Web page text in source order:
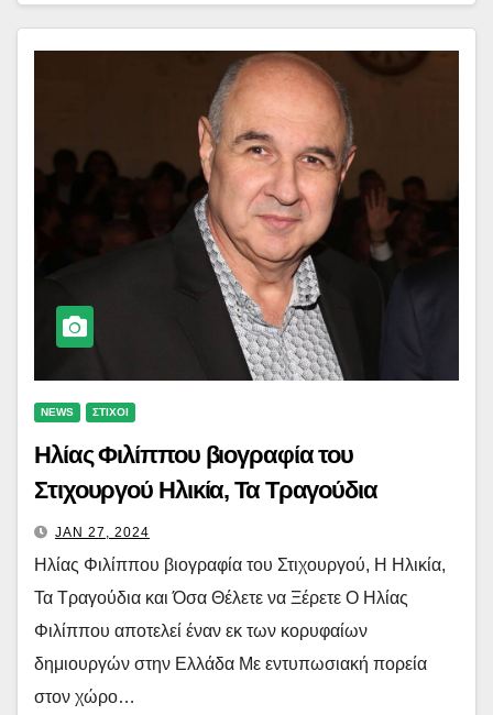
NEWS ΣΤΙΧΟΙ
Ηλίας Φιλίππου βιογραφία του
Στιχουργού Ηλικία, Τα Τραγούδια
JAN 27, 2024
Ηλίας Φιλίππου βιογραφία του Στιχουργού, Η Ηλικία,
Τα Τραγούδια και Όσα Θέλετε να Ξέρετε Ο Ηλίας
Φιλίππου αποτελεί έναν εκ των κορυφαίων
δημιουργών στην Ελλάδα Με εντυπωσιακή πορεία
στον χώρο…